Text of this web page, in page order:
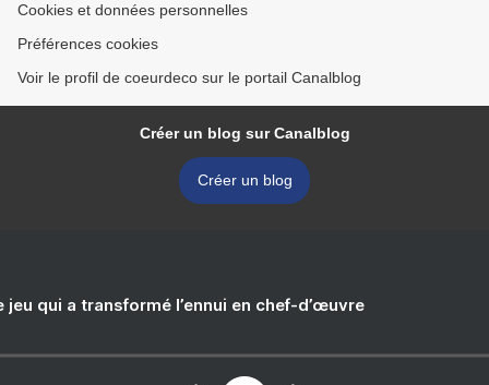
Cookies et données personnelles
Préférences cookies
Voir le profil de coeurdeco sur le portail Canalblog
Créer un blog sur Canalblog
Créer un blog
jeu qui a transformé l’ennui en chef-d’œuvre